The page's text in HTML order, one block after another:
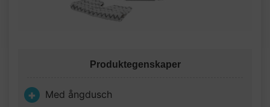
Produktegenskaper
Med ångdusch